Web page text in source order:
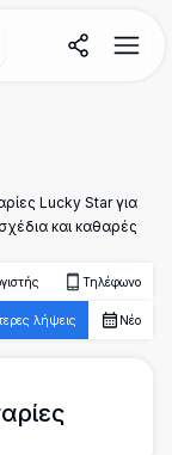
Lucky Star για
και καθαρές
Τηλέφωνο
λήψεις Νέο